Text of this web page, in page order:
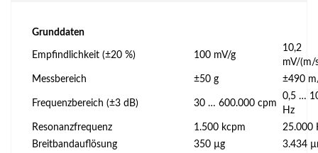
Grunddaten
Empfindlichkeit (±20 %) 100 mV/g
10,2
mV/(m/
Messbereich
±50 g ±490
Frequenzbereich (±3 dB) 30 … 600.000 cpm
0,5 …
Hz
Resonanzfrequenz
1.500 kcpm
25.000
Breitbandauflösung
350 µg
3.434